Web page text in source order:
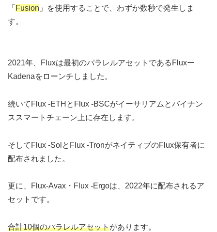
「 Fusion 」を使用することで、わずか数秒で発生しま
す。
2021年、Fluxは最初のパラレルアセットであるFluxー
Kadenaをローンチしました。
続いてFlux -ETHとFlux -BSCがイーサリアムとバイナン
ススマートチェーン上に存在します。
そしてFlux -SolとFlux -TronがネイティブのFlux保有者に
配布されました。
更に、Flux-Avax・Flux -Ergoは、2022年に配布されるア
セットです。
合計10個のパラレルアセットがあります。